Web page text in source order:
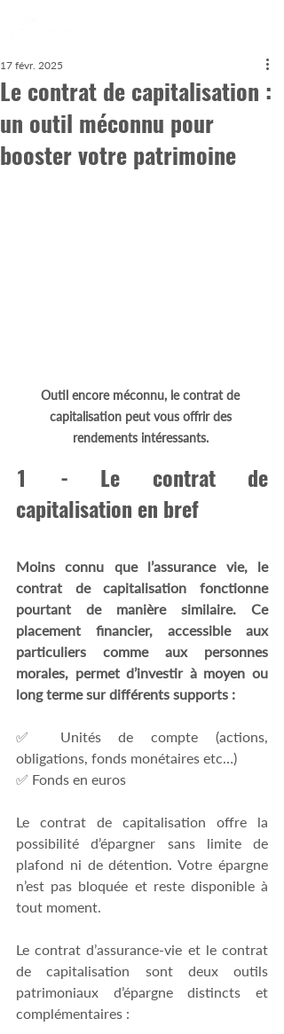
Le contrat de capitalisation :
un outil méconnu pour
booster votre patrimoine
17 févr. 2025
Outil encore méconnu, le contrat de
capitalisation peut vous offrir des
rendements intéressants.
1 - Le contrat de
capitalisation en bref
Moins connu que l’assurance vie, le
contrat de capitalisation fonctionne
pourtant de manière similaire. Ce
placement financier, accessible aux
particuliers comme aux personnes
morales, permet d’investir à moyen ou
long terme sur différents supports :
✅ Unités de compte (actions,
obligations, fonds monétaires etc…)
✅ Fonds en euros
Le contrat de capitalisation offre la
possibilité d’épargner sans limite de
plafond ni de détention. Votre épargne
n’est pas bloquée et reste disponible à
tout moment.
Le contrat d’assurance-vie et le contrat
de capitalisation sont deux outils
patrimoniaux d’épargne distincts et
complémentaires :